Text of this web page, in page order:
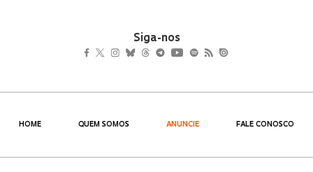
Siga-nos
HOME QUEM SOMOS ANUNCIE FALE CONOSCO